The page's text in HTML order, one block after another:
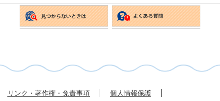
リンク・著作権・免責事項
個人情報保護